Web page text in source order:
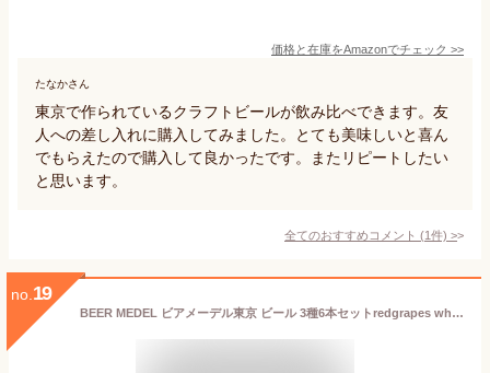
価格と在庫をAmazonでチェック >>
たなかさん
東京で作られているクラフトビールが飲み比べできます。友
人への差し入れに購入してみました。とても美味しいと喜ん
でもらえたので購入して良かったです。またリピートしたい
と思います。
全てのおすすめコメント (1件) >
no. 19
BEER MEDEL ビアメーデル東京 ビール 3種6本セットredgrapes white paleale クラフトビール 地ビール ビールギフト ギフト 贈り物 東京の地ビール 330ml×6本